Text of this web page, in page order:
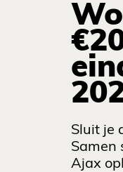
Sluit je
Samen
Ajax